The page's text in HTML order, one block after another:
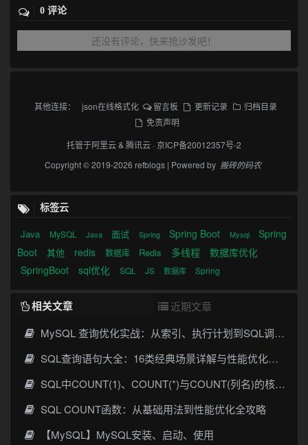
0 评论
还没有评论，快来抢沙发吧！
其他连接： json在线格式化 留言板 更新记录
归档目录
免责声明
托管于阿里云& 腾讯云 ·京ICP备20012357号-2
Copyright © 2019-2026 refblogs | Powered by 搬砖的码农
标签云
Java MySQL Java 面试 Spring Spring Boot Mysql
Spring
Boot
其他 redis 数据库 Redis 多线程
数据库优化
SpringBoot
sql优化 SQL JS 数据库 Spring
相关文章
近期文章
MySQL 查询优化实战：从索引、执行计划到SQL调优全攻略
SQL查询语句大全：16类经典场景详解与性能优化指南
SQL中COUNT(1)、COUNT(*)与COUNT(列名)的核心区别与优化实践
SQL COUNT函数：从基础用法到性能优化全攻略
【MySQL】MySQL安装、启动、使用